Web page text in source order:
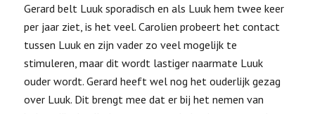
Gerard belt Luuk sporadisch en als Luuk hem twee keer
per jaar ziet, is het veel. Carolien probeert het contact
tussen Luuk en zijn vader zo veel mogelijk te
stimuleren, maar dit wordt lastiger naarmate Luuk
ouder wordt. Gerard heeft wel nog het ouderlijk gezag
over Luuk. Dit brengt mee dat er bij het nemen van